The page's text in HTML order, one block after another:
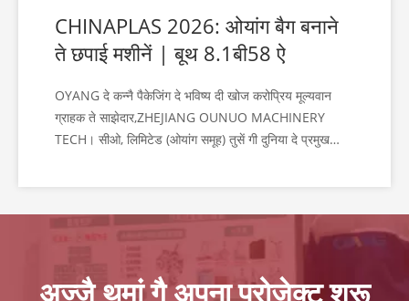
CHINAPLAS 2026: ओयांग बैग बनाने
ते छपाई मशीनें | बूथ 8.1बी58 ऐ
OYANG दे कन्नै पैकेजिंग दे भविष्य दी खोज करोप्रिय मूल्यवान
ग्राहक ते साझेदार,ZHEJIANG OUNUO MACHINERY
TECH। सीओ, लिमिटेड (ओयांग समूह) तुसें गी दुनिया दे प्रमुख
अज्जै थमां गै अपना प्रोजेक्ट शुरू